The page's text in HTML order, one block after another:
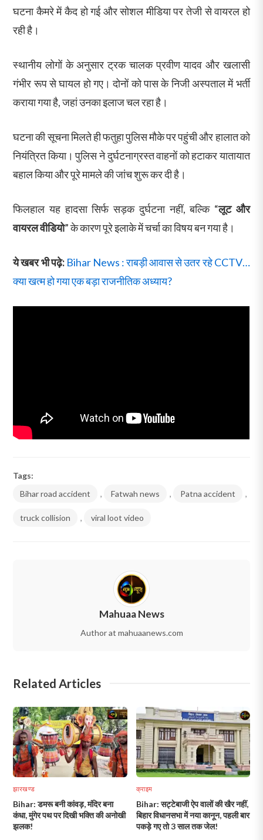
घटना कैमरे में कैद हो गई और सोशल मीडिया पर तेजी से वायरल हो
रही है।
स्थानीय लोगों के अनुसार ट्रक चालक प्रवीण यादव और खलासी
गंभीर रूप से घायल हो गए। दोनों को पास के निजी अस्पताल में भर्ती
कराया गया है, जहां उनका इलाज चल रहा है।
घटना की सूचना मिलते ही फतुहा पुलिस मौके पर पहुंची और हालात को
नियंत्रित किया। पुलिस ने दुर्घटनाग्रस्त वाहनों को हटाकर यातायात
बहाल किया और पूरे मामले की जांच शुरू कर दी है।
फिलहाल यह हादसा सिर्फ सड़क दुर्घटना नहीं, बल्कि “लूट और
वायरल वीडियो” के कारण पूरे इलाके में चर्चा का विषय बन गया है।
ये खबर भी पढ़े: Bihar News : राबड़ी आवास से उतर रहे CCTV…
क्या खत्म हो गया एक बड़ा राजनीतिक अध्याय?
Tags:
Bihar road accident
, Fatwah news , Patna accident ,
truck collision , viral loot video
Mahuaa News
Author at mahuaanews.com
Related Articles
झारखण्ड
Bihar: डमरू बनी कांवड़, मंदिर बना
कंधा, मुंगेर पथ पर दिखी भक्ति की अनोखी
झलक!
क्राइम
Bihar: सट्टेबाजी ऐप वालों की खैर नहीं,
बिहार विधानसभा में नया कानून, पहली बार
पकड़े गए तो 3 साल तक जेल!